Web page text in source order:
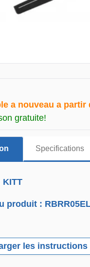
a nouveau a partir
gratuite!
Specifications
KITT
produit :
les instructions